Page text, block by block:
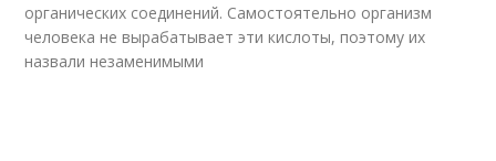
органических соединений. Самостоятельно организм
человека не вырабатывает эти кислоты, поэтому их
назвали незаменимыми